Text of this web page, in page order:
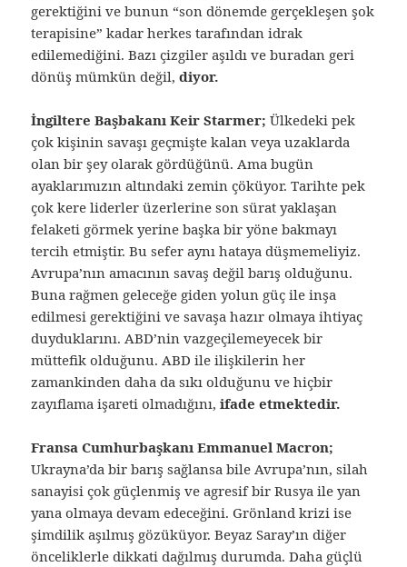
gerektiğini ve bunun “son dönemde gerçekleşen şok
terapisine” kadar herkes tarafından idrak
edilemediğini. Bazı çizgiler aşıldı ve buradan geri
dönüş mümkün değil,diyor.
İngiltere Başbakanı Keir Starmer; Ülkedeki pek
çok kişinin savaşı geçmişte kalan veya uzaklarda
olan bir şey olarak gördüğünü. Ama bugün
ayaklarımızın altındaki zemin çöküyor. Tarihte pek
çok kere liderler üzerlerine son sürat yaklaşan
felaketi görmek yerine başka bir yöne bakmayı
tercih etmiştir. Bu sefer aynı hataya düşmemeliyiz.
Avrupa’nın amacının savaş değil barış olduğunu.
Buna rağmen geleceğe giden yolun güç ile inşa
edilmesi gerektiğini ve savaşa hazır olmaya ihtiyaç
duyduklarını. ABD’nin vazgeçilemeyecek bir
müttefik olduğunu. ABD ile ilişkilerin her
zamankinden daha da sıkı olduğunu ve hiçbir
zayıflama işareti olmadığını,ifade etmektedir.
Fransa Cumhurbaşkanı Emmanuel Macron;
Ukrayna’da bir barış sağlansa bile Avrupa’nın, silah
sanayisi çok güçlenmiş ve agresif bir Rusya ile yan
yana olmaya devam edeceğini. Grönland krizi ise
şimdilik aşılmış gözüküyor. Beyaz Saray’ın diğer
önceliklerle dikkati dağılmış durumda. Daha güçlü